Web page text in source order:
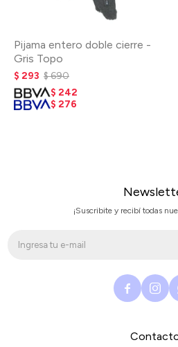
Pijama entero doble cierre -
Gris Topo
$ 293 $690
$ 242
$ 276
¡Suscribite y recibí todas
 